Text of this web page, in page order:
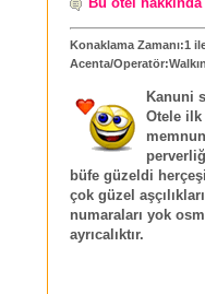
Konaklama Zamanı:1
Acenta/Operatör:Walkın
Kanuni
Otele ilk
büfe güzeldi
çok güzel
numaraları yok
ayrıcalıktır.